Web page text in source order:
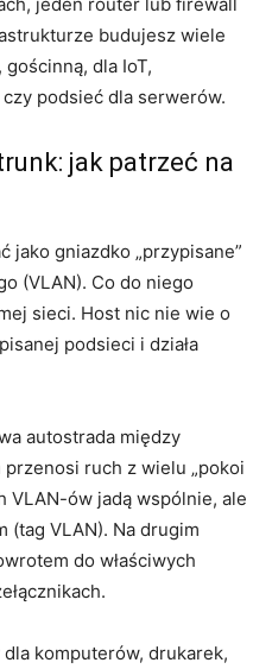
budujesz wiele
dla IoT,
podsieć dla serwerów.
jak patrzeć na
jako gniazdko „przypisane”
(VLAN). Co do niego
sieci. Host nic nie wie o
podsieci i działa
autostrada między
ruch z wielu „pokoi
VLAN-ów jadą wspólnie, ale
(tag VLAN). Na drugim
do właściwych
komputerów, drukarek,